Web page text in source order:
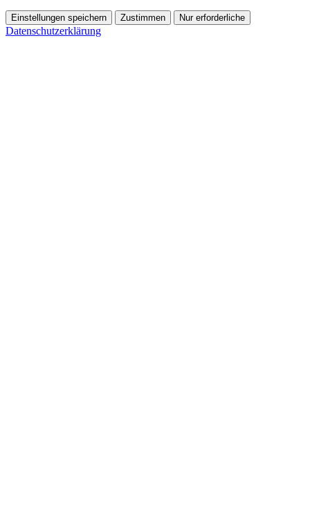
Einstellungen speichern Zustimmen Nur erforderliche
Datenschutzerklärung